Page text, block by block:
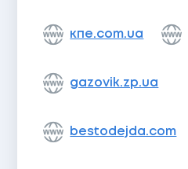
кпе.com.ua
gazovik.zp.ua
bestodejda.com